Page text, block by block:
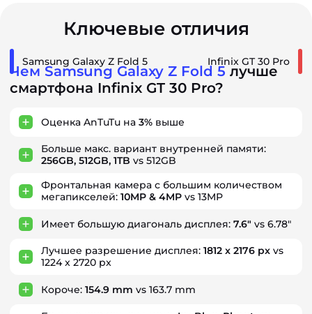
Ключевые отличия
Samsung Galaxy Z Fold 5 Infinix GT 30 Pro
Чем Samsung Galaxy Z Fold 5 лучше
смартфона Infinix GT 30 Pro?
Оценка AnTuTu на 3% выше
Больше макс. вариант внутренней памяти:
256GB, 512GB, 1TB vs 512GB
Фронтальная камера с большим количеством
мегапикселей: 10MP & 4MP vs 13MP
Имеет большую диагональ дисплея: 7.6" vs 6.78"
Лучшее разрешение дисплея: 1812 x 2176 px vs
1224 x 2720 px
Короче: 154.9 mm vs 163.7 mm